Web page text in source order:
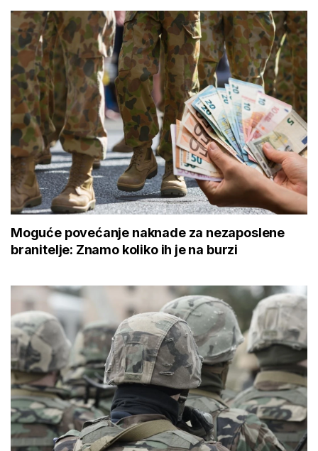
Moguće povećanje naknade za nezaposlene
branitelje: Znamo koliko ih je na burzi